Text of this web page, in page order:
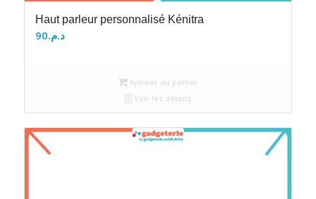
Haut parleur personnalisé Kénitra
د.م.90
Ajouter au panier
Voir les détails